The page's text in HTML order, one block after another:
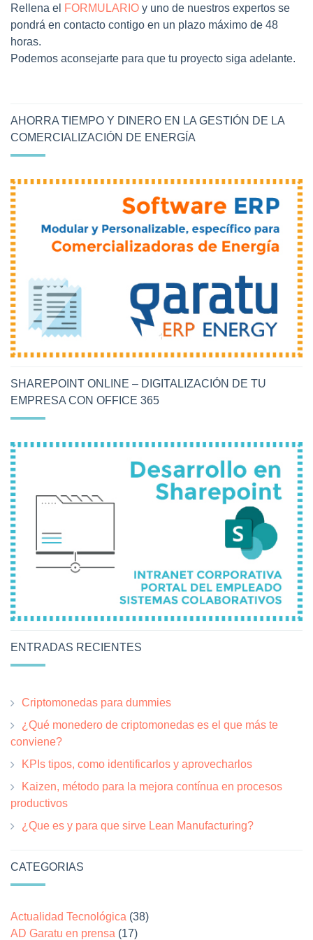
Rellena el FORMULARIO y uno de nuestros expertos se
pondrá en contacto contigo en un plazo máximo de 48
horas.
Podemos aconsejarte para que tu proyecto siga adelante.
AHORRA TIEMPO Y DINERO EN LA GESTIÓN DE LA
COMERCIALIZACIÓN DE ENERGÍA
SHAREPOINT ONLINE – DIGITALIZACIÓN DE TU
EMPRESA CON OFFICE 365
ENTRADAS RECIENTES
Criptomonedas para dummies
¿Qué monedero de criptomonedas es el que más te
conviene?
KPIs tipos, como identificarlos y aprovecharlos
Kaizen, método para la mejora contínua en procesos
productivos
¿Que es y para que sirve Lean Manufacturing?
CATEGORIAS
Actualidad Tecnológica (38)
AD Garatu en prensa (17)